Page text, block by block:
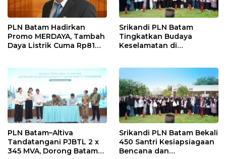
PLN Batam Hadirkan
Promo MERDAYA, Tambah
Daya Listrik Cuma Rp81
Srikandi PLN Batam
Tingkatkan Budaya
Keselamatan di
PLN Batam–Altiva
Tandatangani PJBTL 2 x
345 MVA, Dorong Batam
Srikandi PLN Batam Bekali
450 Santri Kesiapsiagaan
Bencana dan